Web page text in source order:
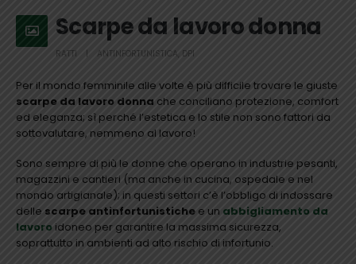
Scarpe da lavoro donna
RATTI ANTINFORTUNISTICA, DPI
Per il mondo femminile alle volte è più difficile trovare le giuste
scarpe da lavoro donna che conciliano protezione, comfort
ed eleganza; sì perché l’estetica e lo stile non sono fattori da
sottovalutare, nemmeno al lavoro!
Sono sempre di più le donne che operano in industrie pesanti,
magazzini e cantieri (ma anche in cucina, ospedale e nel
mondo artigianale); in questi settori c’è l’obbligo di indossare
delle scarpe antinfortunistiche e un abbigliamento da
lavoro idoneo per garantire la massima sicurezza,
soprattutto in ambienti ad alto rischio di infortunio.